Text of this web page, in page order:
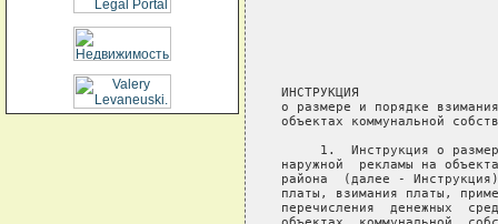
ИНСТРУКЦИЯ
о размере и порядке
объектах коммунальной
1.  Инструкция о
наружной  рекламы на
района  (далее -
платы, взимания платы,
перечисления  денежных